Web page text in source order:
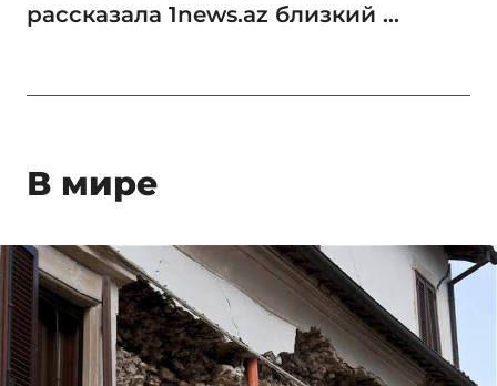
рассказала 1news.az близкий ...
В мире